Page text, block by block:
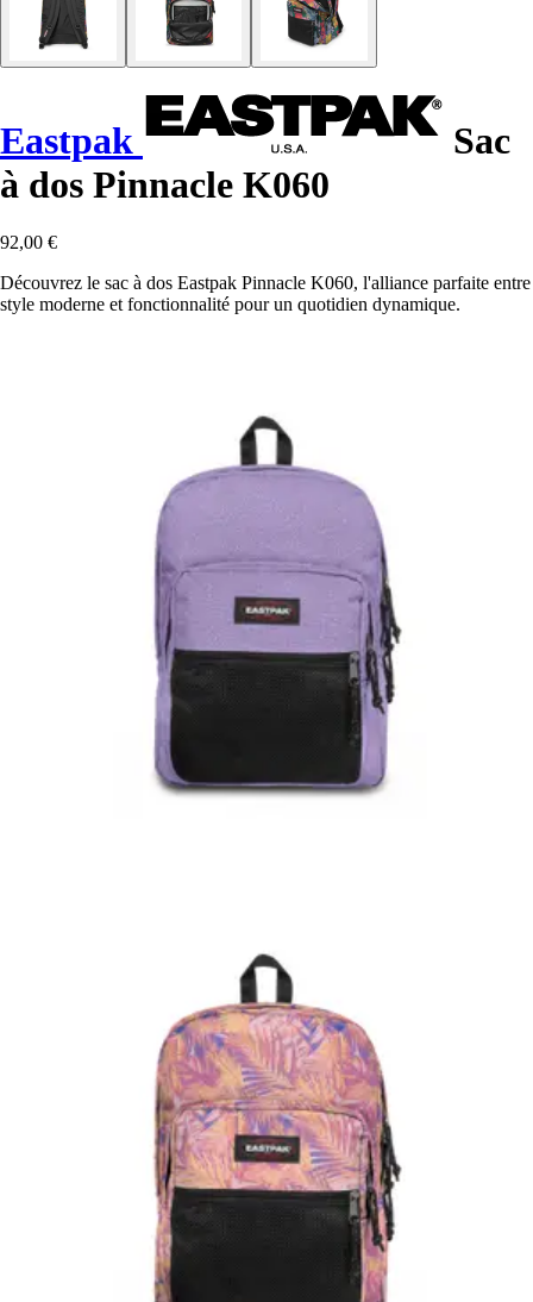
Eastpak
Sac
à dos Pinnacle K060
92,00 €
Découvrez le sac à dos Eastpak Pinnacle K060, l'alliance parfaite entre
style moderne et fonctionnalité pour un quotidien dynamique.